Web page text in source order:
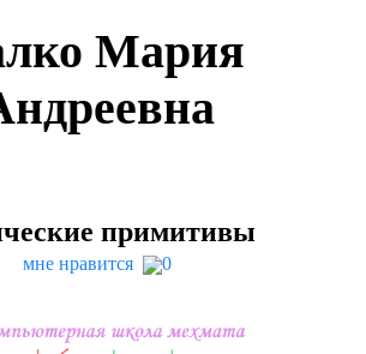
Мария
примитивы
мне нравится 0